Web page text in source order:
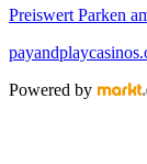
Preiswert Parken
Powered by